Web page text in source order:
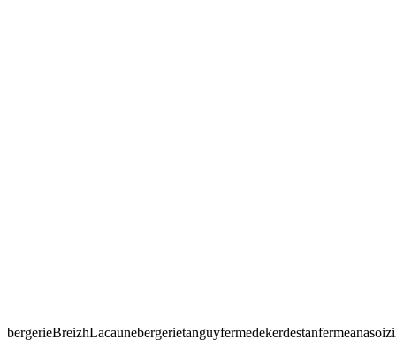
bergerieBreizhLacaunebergerietanguyfermedekerdestanfermeanasoiz